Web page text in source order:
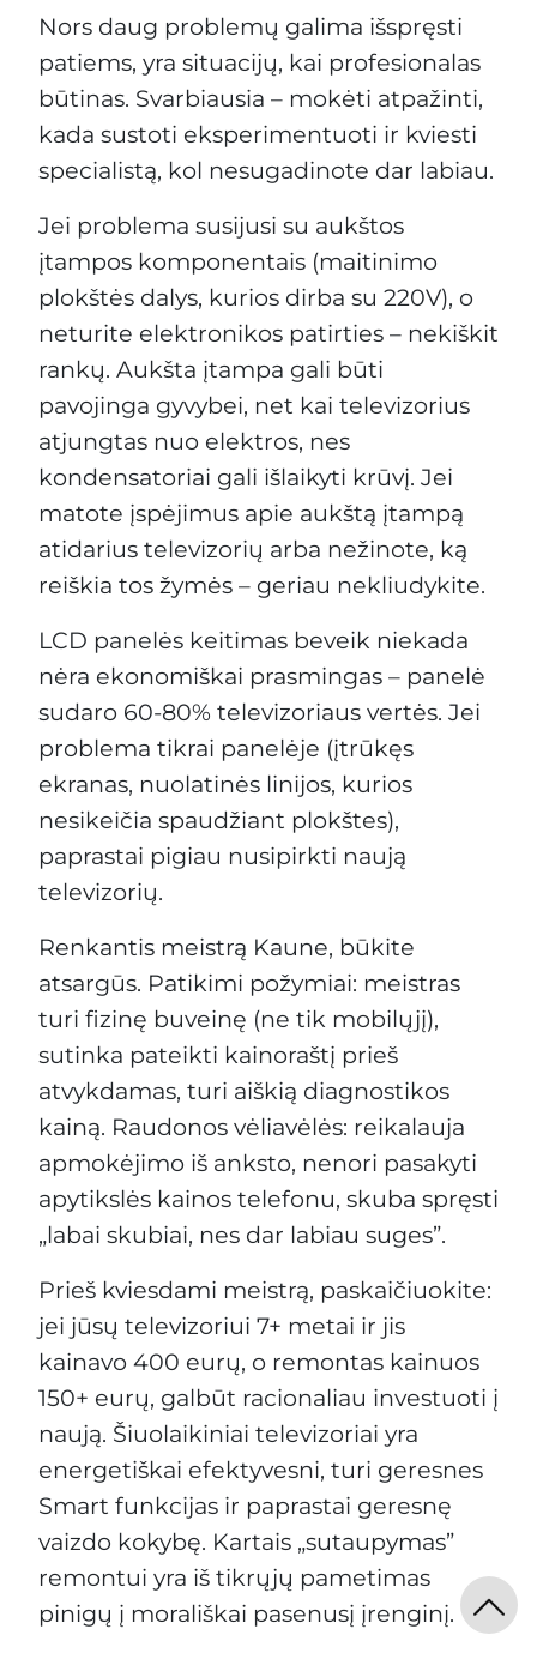
Nors daug problemų galima išspręsti
patiems, yra situacijų, kai profesionalas
būtinas. Svarbiausia – mokėti atpažinti,
kada sustoti eksperimentuoti ir kviesti
specialistą, kol nesugadinote dar labiau.
Jei problema susijusi su aukštos
įtampos komponentais (maitinimo
plokštės dalys, kurios dirba su 220V), o
neturite elektronikos patirties – nekiškit
rankų. Aukšta įtampa gali būti
pavojinga gyvybei, net kai televizorius
atjungtas nuo elektros, nes
kondensatoriai gali išlaikyti krūvį. Jei
matote įspėjimus apie aukštą įtampą
atidarius televizorių arba nežinote, ką
reiškia tos žymės – geriau nekliudykite.
LCD panelės keitimas beveik niekada
nėra ekonomiškai prasmingas – panelė
sudaro 60-80% televizoriaus vertės. Jei
problema tikrai panelėje (įtrūkęs
ekranas, nuolatinės linijos, kurios
nesikeičia spaudžiant plokštes),
paprastai pigiau nusipirkti naują
televizorių.
Renkantis meistrą Kaune, būkite
atsargūs. Patikimi požymiai: meistras
turi fizinę buveinę (ne tik mobilųjį),
sutinka pateikti kainoraštį prieš
atvykdamas, turi aiškią diagnostikos
kainą. Raudonos vėliavėlės: reikalauja
apmokėjimo iš anksto, nenori pasakyti
apytikslės kainos telefonu, skuba spręsti
„labai skubiai, nes dar labiau suges”.
Prieš kviesdami meistrą, paskaičiuokite:
jei jūsų televizoriui 7+ metai ir jis
kainavo 400 eurų, o remontas kainuos
150+ eurų, galbūt racionaliau investuoti į
naują. Šiuolaikiniai televizoriai yra
energetiškai efektyvesni, turi geresnes
Smart funkcijas ir paprastai geresnę
vaizdo kokybę. Kartais „sutaupymas”
remontui yra iš tikrųjų pametimas
pinigų į morališkai pasenusį įrenginį.